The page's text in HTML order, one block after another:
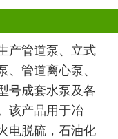
产管道泵、立式
、管道离心泵、
号成套水泵及各
该产品用于冶
电脱硫，石油化